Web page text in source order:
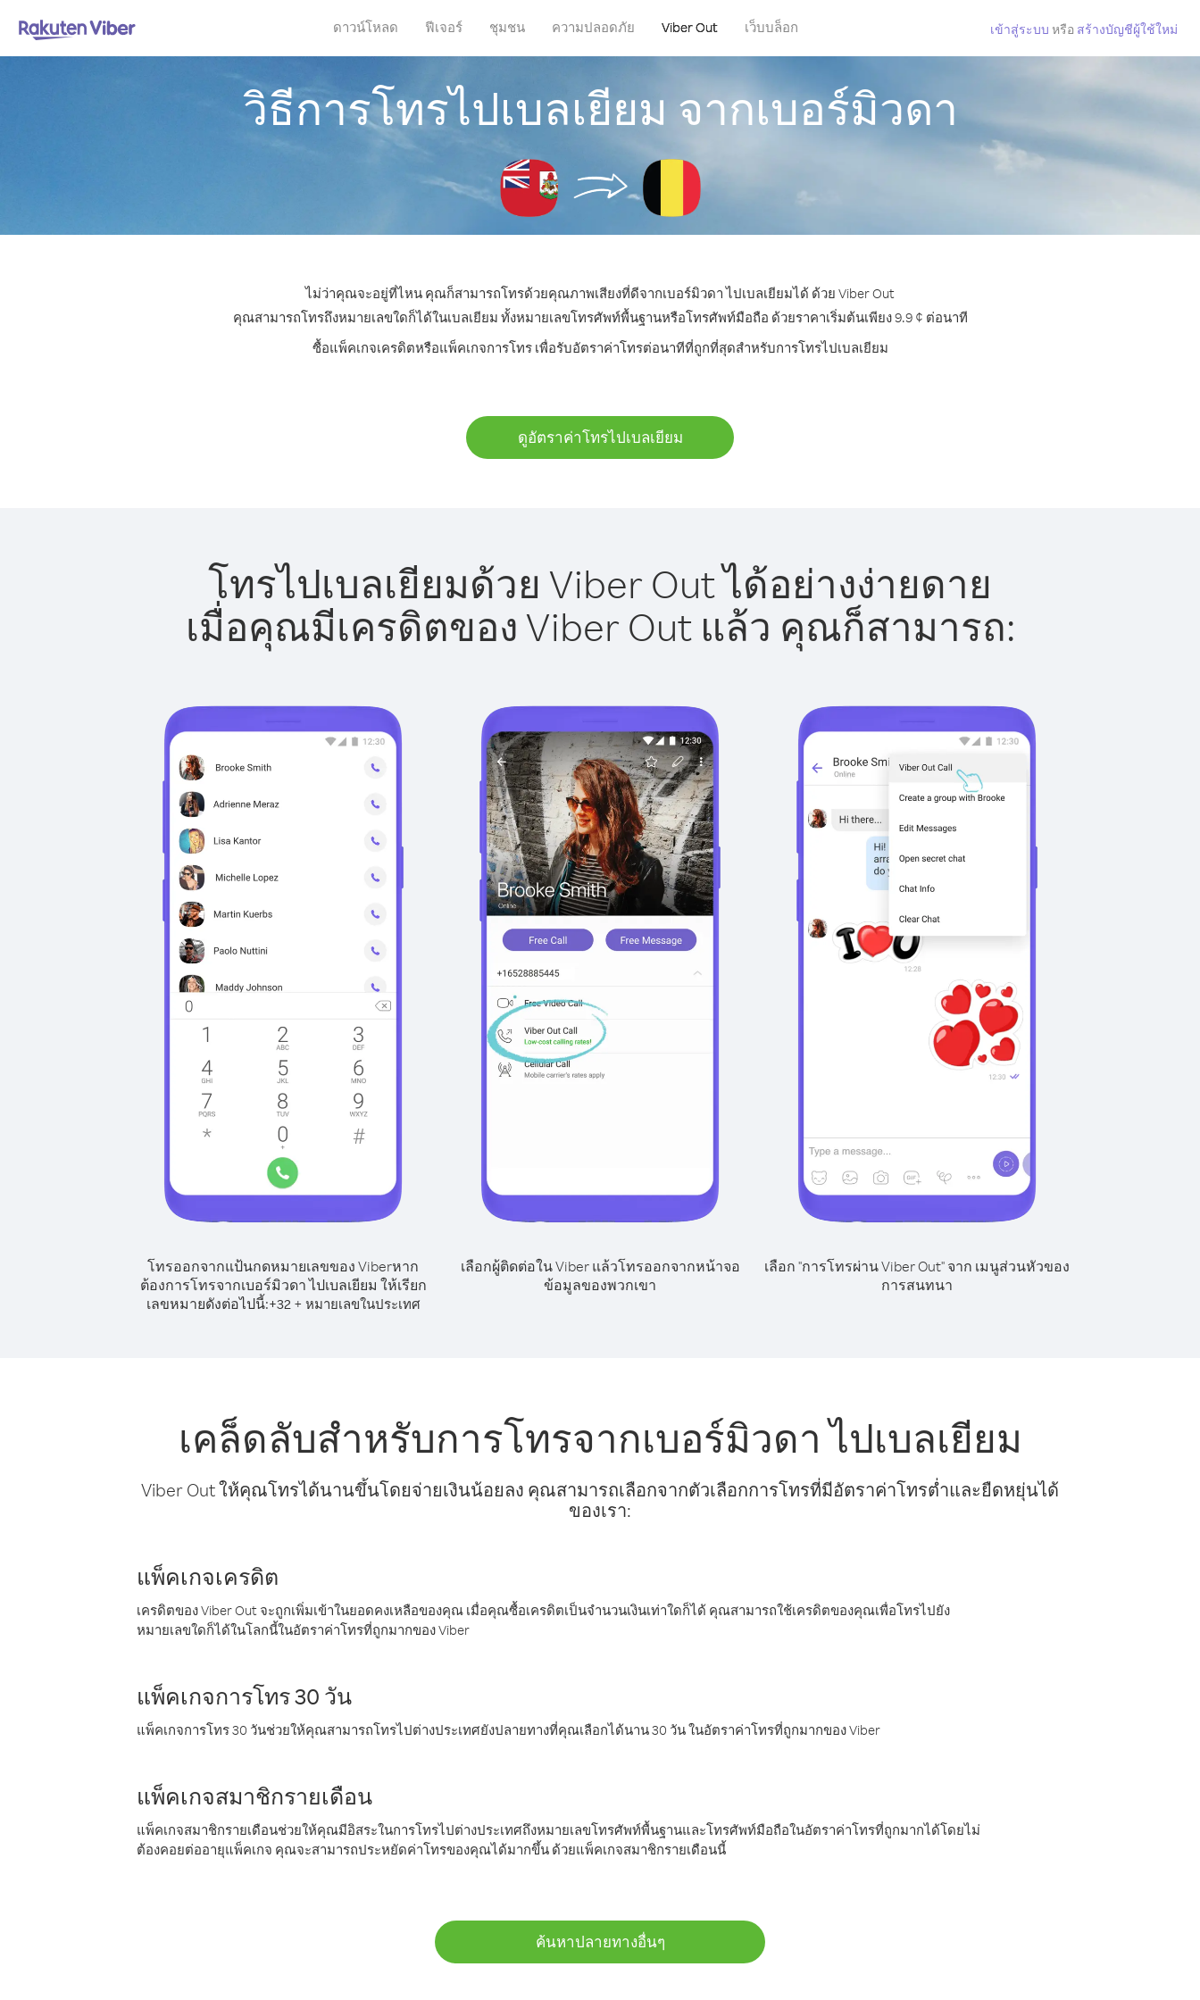
ดาวน์โหลด ฟีเจอร์ ชุมชน ความปลอดภัย Viber Out เว็บบล็อก เข้าสู่ระบบ หรือ สร้างบัญชีผู้ใช้ใหม่
วิธีการโทรไปเบลเยียม จากเบอร์มิวดา
ไม่ว่าคุณจะอยู่ที่ไหน คุณก็สามารถโทรด้วยคุณภาพเสียงที่ดีจากเบอร์มิวดา ไปเบลเยียมได้ ด้วย Viber Out
คุณสามารถโทรถึงหมายเลขใดก็ได้ในเบลเยียม ทั้งหมายเลขโทรศัพท์พื้นฐานหรือโทรศัพท์มือถือ ด้วยราคาเริ่มต้นเพียง 9.9 ¢ ต่อนาที
ซื้อแพ็คเกจเครดิตหรือแพ็คเกจการโทร เพื่อรับอัตราค่าโทรต่อนาทีที่ถูกที่สุดสำหรับการโทรไปเบลเยียม
ดูอัตราค่าโทรไปเบลเยียม
โทรไปเบลเยียมด้วย Viber Out ได้อย่างง่ายดาย
เมื่อคุณมีเครดิตของ Viber Out แล้ว คุณก็สามารถ:
โทรออกจากแป้นกดหมายเลขของ Viberหาก
ต้องการโทรจากเบอร์มิวดา ไปเบลเยียม ให้เรียก
เลขหมายดังต่อไปนี้:+32+ หมายเลขในประเทศ
เลือกผู้ติดต่อใน Viber แล้วโทรออกจากหน้าจอ
ข้อมูลของพวกเขา
เลือก "การโทรผ่าน Viber Out" จาก เมนูส่วนหัวของ
การสนทนา
เคล็ดลับสำหรับการโทรจากเบอร์มิวดา ไปเบลเยียม
Viber Out ให้คุณโทรได้นานขึ้นโดยจ่ายเงินน้อยลง คุณสามารถเลือกจากตัวเลือกการโทรที่มีอัตราค่าโทรต่ำและยืดหยุ่นได้
ของเรา:
แพ็คเกจเครดิต
เครดิตของ Viber Out จะถูกเพิ่มเข้าในยอดคงเหลือของคุณ เมื่อคุณซื้อเครดิตเป็นจำนวนเงินเท่าใดก็ได้ คุณสามารถใช้เครดิตของคุณเพื่อโทรไปยัง
หมายเลขใดก็ได้ในโลกนี้ในอัตราค่าโทรที่ถูกมากของ Viber
แพ็คเกจการโทร 30 วัน
แพ็คเกจการโทร 30 วันช่วยให้คุณสามารถโทรไปต่างประเทศยังปลายทางที่คุณเลือกได้นาน 30 วัน ในอัตราค่าโทรที่ถูกมากของ Viber
แพ็คเกจสมาชิกรายเดือน
แพ็คเกจสมาชิกรายเดือนช่วยให้คุณมีอิสระในการโทรไปต่างประเทศถึงหมายเลขโทรศัพท์พื้นฐานและโทรศัพท์มือถือในอัตราค่าโทรที่ถูกมากได้โดยไม่
ต้องคอยต่ออายุแพ็คเกจ คุณจะสามารถประหยัดค่าโทรของคุณได้มากขึ้น ด้วยแพ็คเกจสมาชิกรายเดือนนี้
ค้นหาปลายทางอื่นๆ